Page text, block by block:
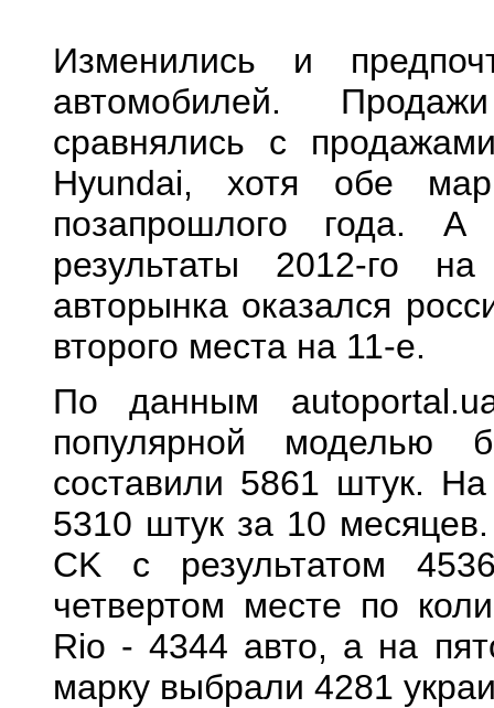
Изменились и
автомобилей.
сравнялись с
Hyundai, хотя обе
позапрошлого года.
результаты 2012-го
авторынка оказался
второго места на 11-е.
По данным
популярной
составили 5861 штук.
5310 штук за 10
CK с результатом
четвертом месте по
Rio - 4344 авто, а на
марку выбрали 4281